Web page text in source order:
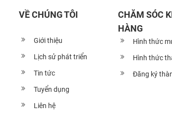
VỀ CHÚNG TÔI
Giới thiệu
Lịch sử phát triển
Tin tức
Tuyển dụng
Liên hệ
CHĂM SÓC
HÀNG
Hình thức
Hình thức
Đăng ký